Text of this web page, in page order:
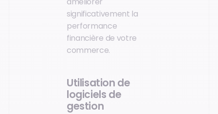
significativement la
performance
financière de votre
commerce.
Utilisation de
logiciels de
gestion